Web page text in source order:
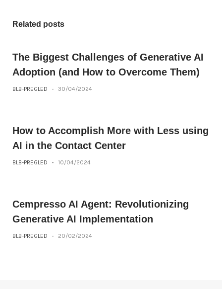
Related posts
The Biggest Challenges of Generative AI
Adoption (and How to Overcome Them)
BLB-PREGLED - 30/04/2024
How to Accomplish More with Less using
AI in the Contact Center
BLB-PREGLED - 10/04/2024
Cempresso AI Agent: Revolutionizing
Generative AI Implementation
BLB-PREGLED - 20/02/2024